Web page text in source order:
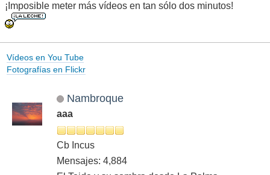
¡Imposible meter más vídeos en tan sólo dos minutos!
Vídeos en You Tube
Fotografías en Flickr
Nambroque
aaa
Cb Incus
Mensajes: 4,884